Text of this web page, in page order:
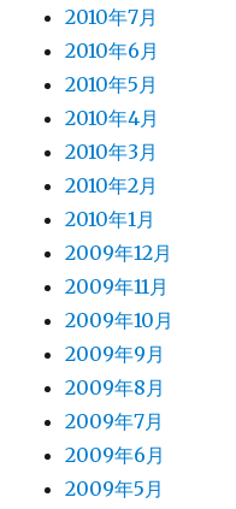
2010年7月
2010年6月
2010年5月
2010年4月
2010年3月
2010年2月
2010年1月
2009年12月
2009年11月
2009年10月
2009年9月
2009年8月
2009年7月
2009年6月
2009年5月